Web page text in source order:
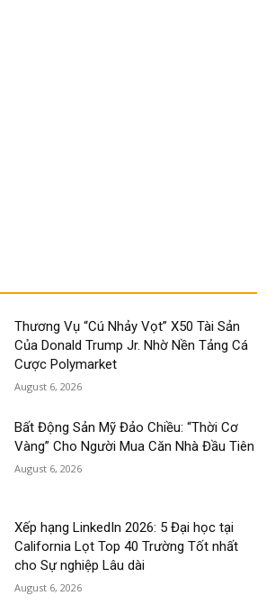
Thương Vụ “Cú Nhảy Vọt” X50 Tài Sản
Của Donald Trump Jr. Nhờ Nền Tảng Cá
Cược Polymarket
August 6, 2026
Bất Động Sản Mỹ Đảo Chiều: “Thời Cơ
Vàng” Cho Người Mua Căn Nhà Đầu Tiên
August 6, 2026
Xếp hạng LinkedIn 2026: 5 Đại học tại
California Lọt Top 40 Trường Tốt nhất
cho Sự nghiệp Lâu dài
August 6, 2026